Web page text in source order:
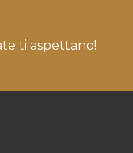
ti aspettano!